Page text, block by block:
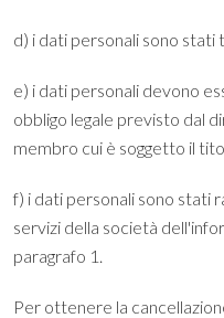
d) i dati personali sono
e) i dati personali devono
obbligo legale previsto dal
membro cui è soggetto il
f) i dati personali sono stati
servizi della società
paragrafo 1.
Per ottenere la